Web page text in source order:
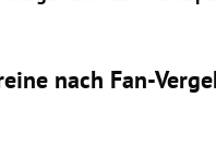
nach Fan-